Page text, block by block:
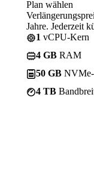
Plan wählen
Jahre. Jederzeit
1 vCPU-Kern
4 GB RAM
50 GB NVMe-
4 TB